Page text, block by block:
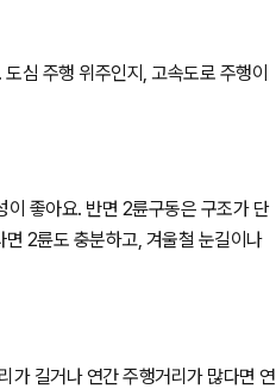
심 주행 위주인지, 고속도로 주행이
좋아요. 반면 2륜구동은 구조가 단
2륜도 충분하고, 겨울철 눈길이나
가 길거나 연간 주행거리가 많다면 연